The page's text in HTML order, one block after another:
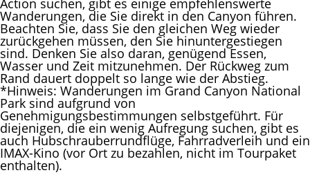
Action suchen, gibt es einige empfehlenswerte
Wanderungen, die Sie direkt in den Canyon führen.
Beachten Sie, dass Sie den gleichen Weg wieder
zurückgehen müssen, den Sie hinuntergestiegen
sind. Denken Sie also daran, genügend Essen,
Wasser und Zeit mitzunehmen. Der Rückweg zum
Rand dauert doppelt so lange wie der Abstieg.
*Hinweis: Wanderungen im Grand Canyon National
Park sind aufgrund von
Genehmigungsbestimmungen selbstgeführt. Für
diejenigen, die ein wenig Aufregung suchen, gibt es
auch Hubschrauberrundflüge, Fahrradverleih und ein
IMAX-Kino (vor Ort zu bezahlen, nicht im Tourpaket
enthalten).